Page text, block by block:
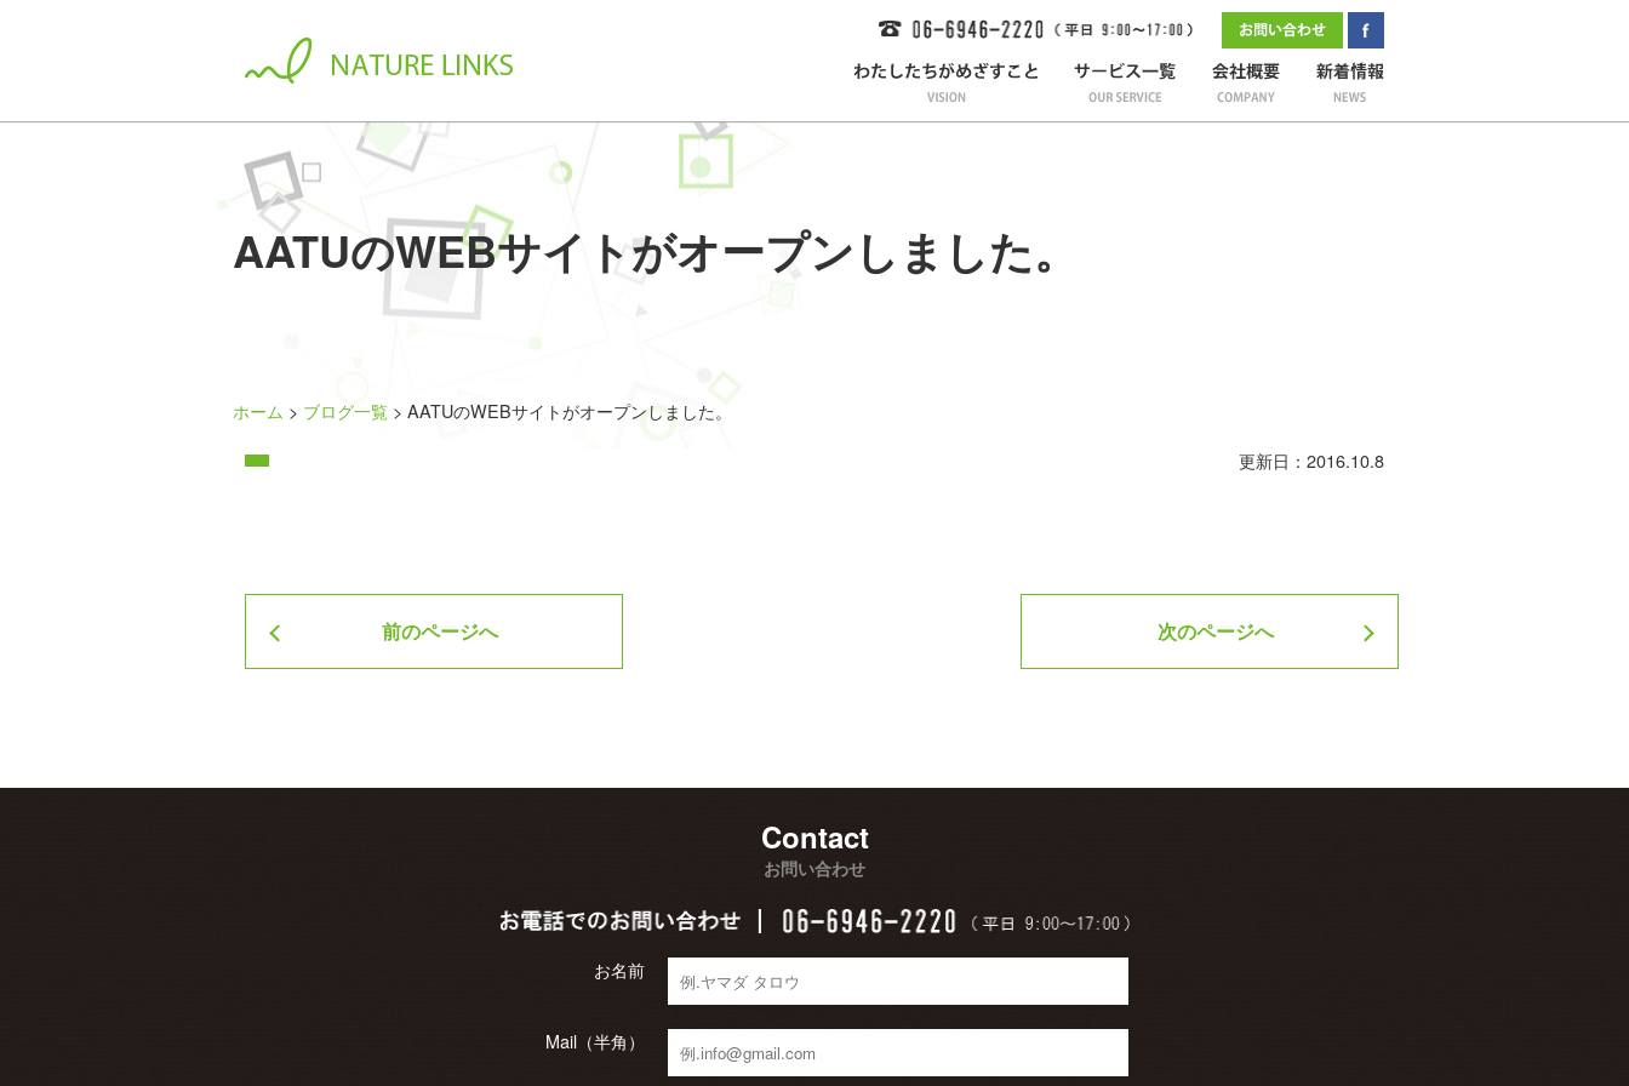
AATUのWEBサイトがオープンしました。
ホーム ブログ一覧
AATUのWEBサイトがオープンしました。
更新日：2016.10.8
前のページへ 次のページへ
Contact
お問い合わせ
お名前
Mail（半角）